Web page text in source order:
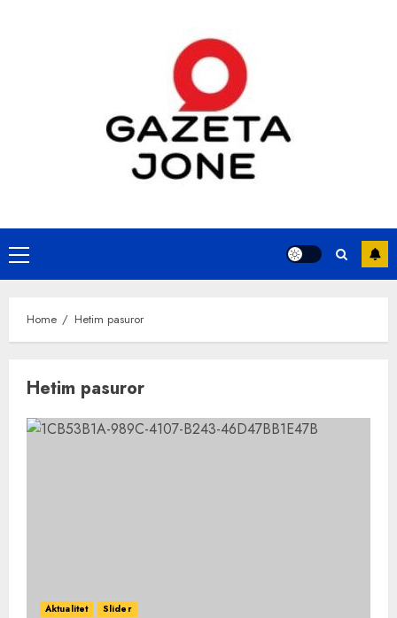
Primary
Menu
Home Hetim pasuror
Hetim pasuror
Aktualitet Slider